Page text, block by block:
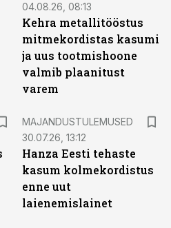
04.08.26, 08:13
Kehra metallitööstus
mitmekordistas kasumi
ja uus tootmishoone
valmib plaanitust
varem
MAJANDUSTULEMUSED
30.07.26, 13:12
Hanza Eesti tehaste
kasum kolmekordistus
enne uut
laienemislainet